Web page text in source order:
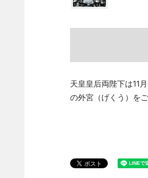
天皇皇后両陛下は11
の外宮（げくう）をご